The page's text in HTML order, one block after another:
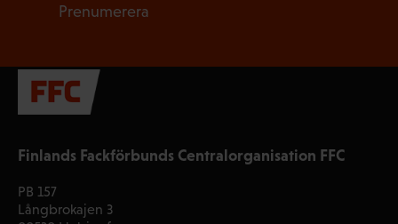
Finlands Fackförbunds Centralorganisation FFC
PB 157
Långbrokajen 3
Prenumerera